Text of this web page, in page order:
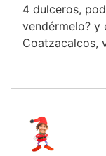
4 dulceros,
vendérmelo? y
Coatzacalcos,